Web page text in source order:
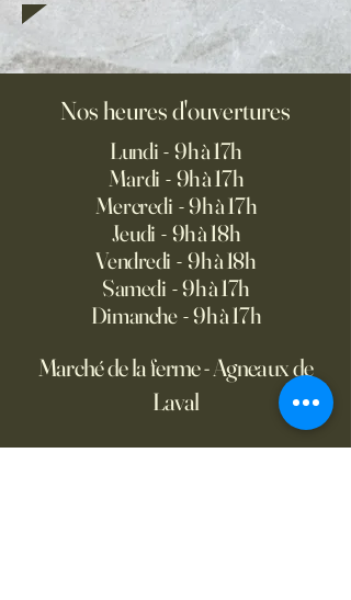
Nos heures d'ouvertures
Lundi - 9h à 17h
Mardi - 9h à 17h
Mercredi - 9h à 17h
Jeudi - 9h à 18h
Vendredi - 9h à 18h
Samedi - 9h à 17h
Dimanche - 9h à 17h
Marché de la ferme - Agneaux de
Laval